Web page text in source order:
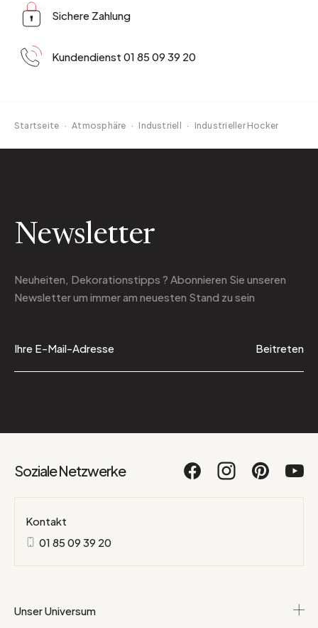
Sichere Zahlung
Kundendienst 01 85 09 39 20
Startseite · Atmosphäre · Industriell · Industrieller Hocker
Newsletter
Neuheiten, Dekorationstipps ? Abonnieren Sie unseren
Newsletterum immer am neuesten Stand zu sein
Beitreten
Soziale Netzwerke
Kontakt
01 85 09 39 20
Unser Universum